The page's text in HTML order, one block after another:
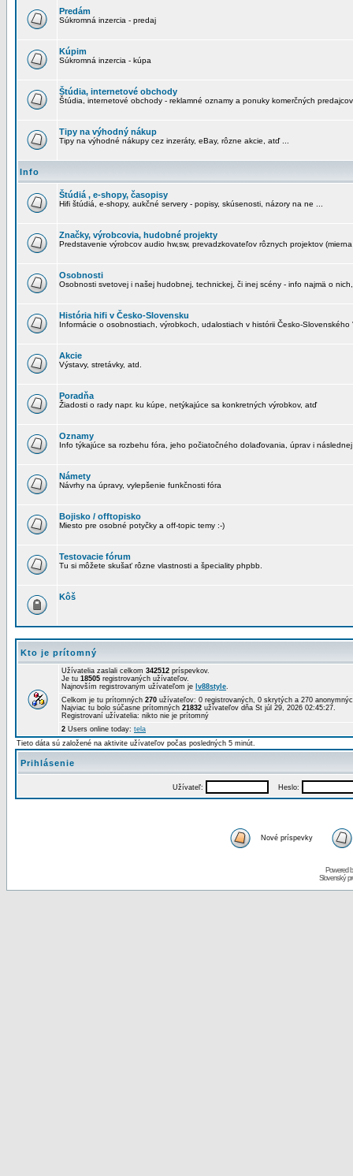
Predám
Súkromná inzercia - predaj
Kúpim
Súkromná inzercia - kúpa
Štúdia, internetové obchody
Štúdia, internetové obchody - reklamné oznamy a ponuky komerčných predajcov
Tipy na výhodný nákup
Tipy na výhodné nákupy cez inzeráty, eBay, rôzne akcie, atď ...
Info
Štúdiá , e-shopy, časopisy
Hifi štúdiá, e-shopy, aukčné servery - popisy, skúsenosti, názory na ne ...
Značky, výrobcovia, hudobné projekty
Predstavenie výrobcov audio hw,sw, prevadzkovateľov rôznych projektov
Osobnosti
Osobnosti svetovej i našej hudobnej, technickej, či inej scény - info najmä o
História hifi v Česko-Slovensku
Informácie o osobnostiach, výrobkoch, udalostiach v histórii Česko-Slovenského
Akcie
Výstavy, stretávky, atd.
Poradňa
Žiadosti o rady napr. ku kúpe, netýkajúce sa konkretných výrobkov, atď
Oznamy
Info týkajúce sa rozbehu fóra, jeho počiatočného dolaďovania, úprav i
Námety
Návrhy na úpravy, vylepšenie funkčnosti fóra
Bojisko / offtopisko
Miesto pre osobné potyčky a off-topic temy :-)
Testovacie fórum
Tu si môžete skušať rôzne vlastnosti a špeciality phpbb.
Kôš
Kto je prítomný
Užívatelia zaslali celkom 342512 príspevkov.
Je tu 18505 registrovaných užívateľov.
Najnovším registrovaným užívateľom je lv88style.
Celkom je tu prítomných 270 užívateľov: 0 registrovaných, 0 skrytých a 270
Najviac tu bolo súčasne prítomných 21832 užívateľov dňa St júl 29, 2026 02:45:27.
Registrovaní užívatelia: nikto nie je prítomný
2 Users online today: tela
Tieto dáta sú založené na aktivite užívateľov počas posledných 5 minút.
Prihlásenie
Užívateľ: Heslo:
Nové príspevky
Powered
Slovenský